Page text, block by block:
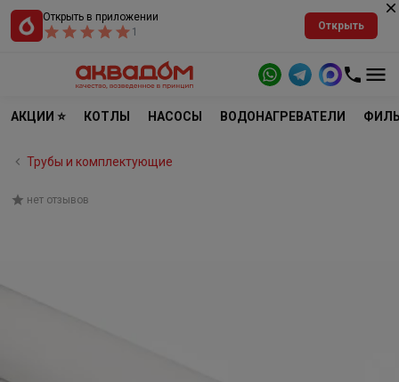
Открыть в приложении
1
Открыть
АКЦИИ ⭐ КОТЛЫ НАСОСЫ ВОДОНАГРЕВАТЕЛИ
Трубы и комплектующие
нет отзывов